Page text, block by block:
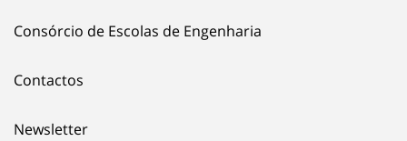
Consórcio de Escolas de Engenharia
Contactos
Newsletter